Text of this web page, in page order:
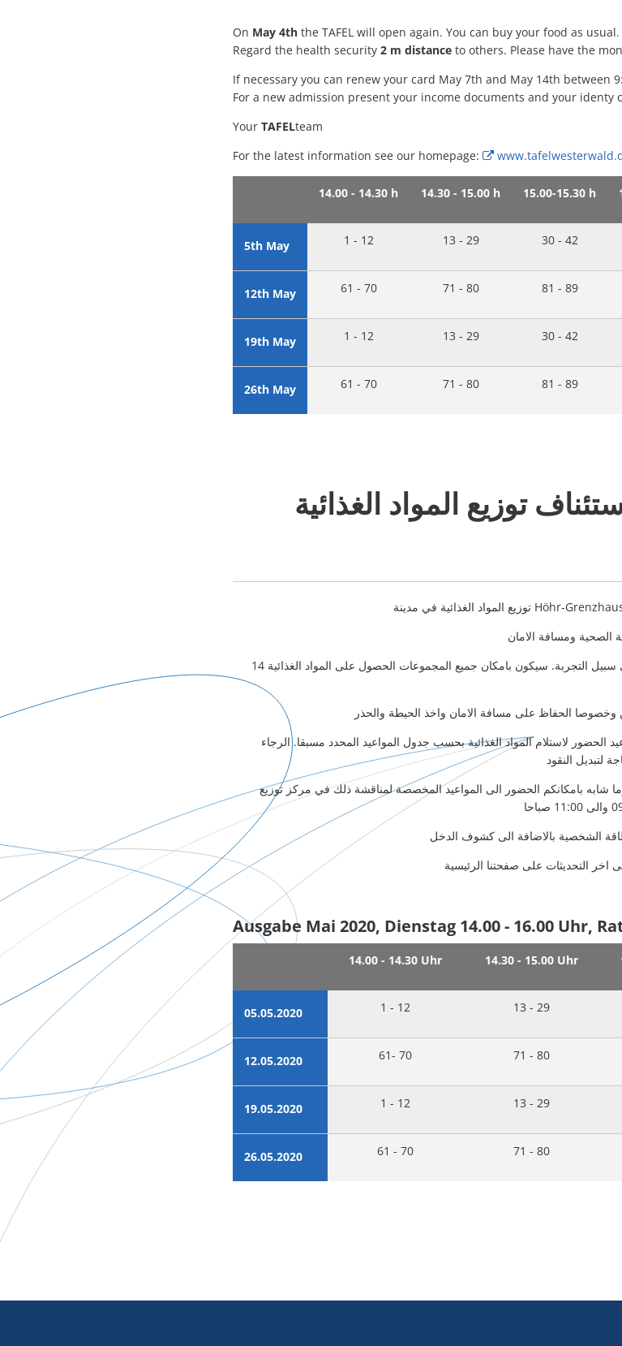
On May 4th the TAFEL will open again. You can buy your food as usual.
Regard the health security 2 m distance to others. Please have the
If necessary you can renew your card May 7th and May 14th between
For a new admission present your income documents and your identy
Your TAFELteam
For the latest information see our homepage:
14.00 - 14.30 h 14.30 - 15.00 h 15.00-15.30 h
5th May 1 - 12 13 - 29 30 - 42
12th May 61 - 70 71 - 80 81 - 89
19th May 1 - 12 13 - 29 30 - 42
26th May 61 - 70 71 - 80 81 - 89
توزيع المواد الغذائية
ابتداءا من يوم 04.05.2020 سيتم توزيع المواد على سبيل التجربة. سيكون بامكان جميع المجموعات الحصول على المواد الغذائية 14
وخصوصا الحفاظ على مسافة الامان واخذ الحيطة والحذر
الحضور لاستلام المواد الغذائية بحسب جدول المواعيد المحدد مسبقا. الرجاء
شابه بامكانكم الحضور الى المواعيد المخصصة لمناقشة ذلك في مركز توزيع
Ausgabe Mai 2020, Dienstag 14.00 - 16.00 Uhr,
14.00 - 14.30 Uhr 14.30 - 15.00 Uhr
05.05.2020 1 - 12 13 - 29
12.05.2020 61- 70 71 - 80
19.05.2020 1 - 12 13 - 29
26.05.2020 61 - 70 71 - 80